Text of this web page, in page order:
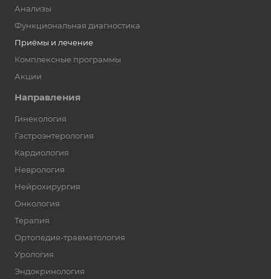
Анализы
Функциональная диагностика
Приёмы и лечение
Комплексные программы
Акции
Направления
Гинекология
Гастроэнтерология
Кардиология
Неврология
Нейрохирургия
Онкология
Терапия
Ортопедия-травматология
Урология
Эндокринология